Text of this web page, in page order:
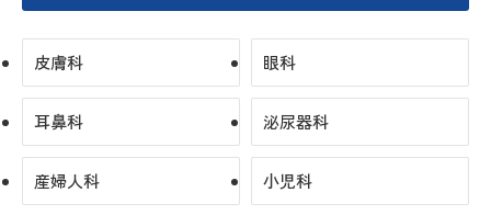
皮膚科 眼科
耳鼻科 泌尿器科
産婦人科 小児科